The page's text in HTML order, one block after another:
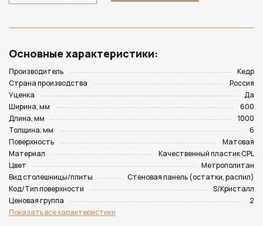
Основные характеристики:
Производитель
Кедр
Страна производства
Россия
Уценка
Да
Ширина, мм
600
Длина, мм
1000
Толщина, мм
6
Поверхность
Матовая
Материал
Качественный пластик CPL
Цвет
Метрополитан
Вид столешницы/плиты
Стеновая панель (остатки, распил)
Код/Тип поверхности
S/Кристалл
Ценовая группа
2
Показать все характеристики